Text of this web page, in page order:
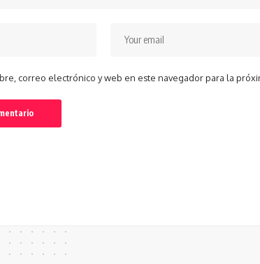
correo electrónico y web en este navegador para la